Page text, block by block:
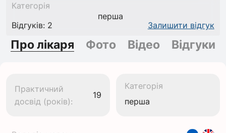
Категорія
перша
Відгуків: 2
Залишити відгук
Про лікаря Фото Відео Відгуки
Практичний
досвід (років):
19
Категорія
перша